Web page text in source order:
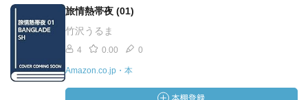
旅情熱帯夜 (01)
竹沢うるま
4 0.00 0
Amazon.co.jp・本